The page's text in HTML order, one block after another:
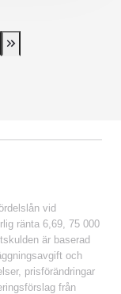
page
Last Page
vid
ränta 6,69, 75 000
är baserad
och
prisförändringar
från